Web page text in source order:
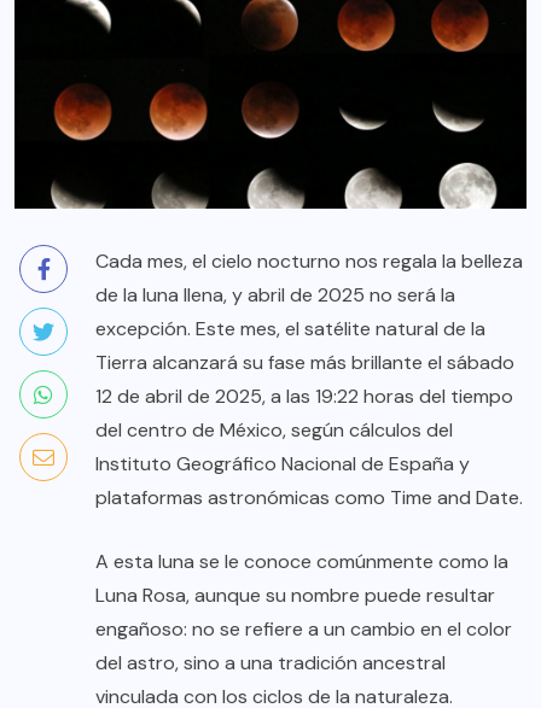
Cada mes, el cielo nocturno nos regala la belleza
de la luna llena, y abril de 2025 no será la
excepción. Este mes, el satélite natural de la
Tierra alcanzará su fase más brillante el sábado
12 de abril de 2025, a las 19:22 horas del tiempo
del centro de México, según cálculos del
Instituto Geográfico Nacional de España y
plataformas astronómicas como Time and Date.
A esta luna se le conoce comúnmente como la
Luna Rosa, aunque su nombre puede resultar
engañoso: no se refiere a un cambio en el color
del astro, sino a una tradición ancestral
vinculada con los ciclos de la naturaleza.